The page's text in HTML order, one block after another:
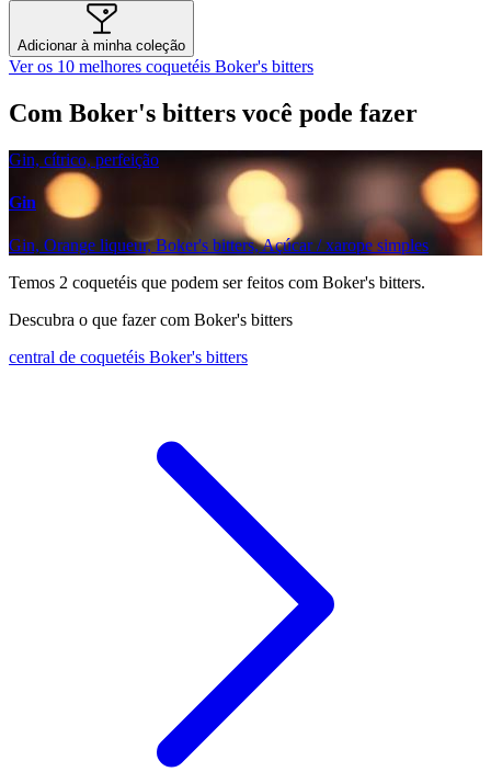
Adicionar à minha coleção
Ver os 10 melhores coquetéis Boker's bitters
Com Boker's bitters você pode fazer
Gin, cítrico, perfeição
Gin
Gin, Orange liqueur, Boker's bitters, Açúcar / xarope simples
Temos 2 coquetéis que podem ser feitos com Boker's bitters.
Descubra o que fazer com Boker's bitters
central de coquetéis Boker's bitters